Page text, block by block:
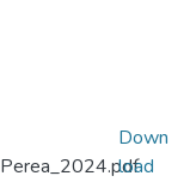
Down
load